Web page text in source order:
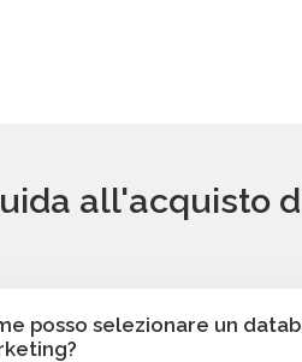
all'acquisto
posso selezionare un